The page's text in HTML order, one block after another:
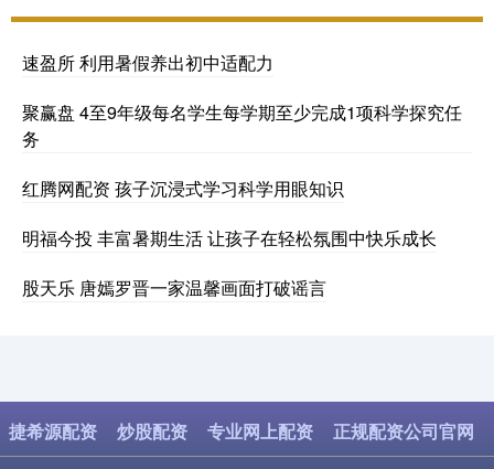
速盈所 利用暑假养出初中适配力
聚赢盘 4至9年级每名学生每学期至少完成1项科学探究任
务
红腾网配资 孩子沉浸式学习科学用眼知识
明福今投 丰富暑期生活 让孩子在轻松氛围中快乐成长
股天乐 唐嫣罗晋一家温馨画面打破谣言
捷希源配资 炒股配资 专业网上配资 正规配资公司官网